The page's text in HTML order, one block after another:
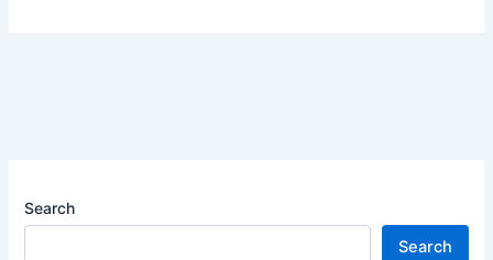
Search
Search